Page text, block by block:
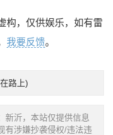
构，仅供娱乐，如有雷
我要反馈。
路上)
新沂，本站仅提供信息
有涉嫌抄袭侵权/违法违